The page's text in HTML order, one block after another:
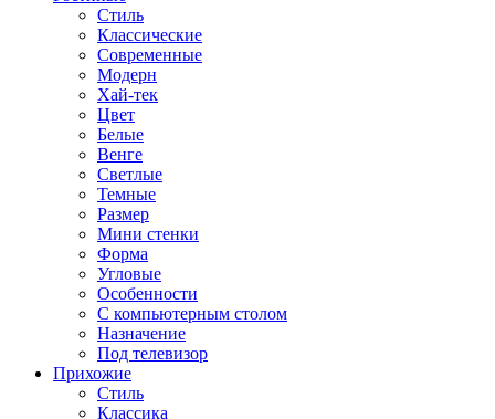
Стиль
Классические
Современные
Модерн
Хай-тек
Цвет
Белые
Венге
Светлые
Темные
Размер
Мини стенки
Форма
Угловые
Особенности
С компьютерным столом
Назначение
Под телевизор
Прихожие
Стиль
Классика